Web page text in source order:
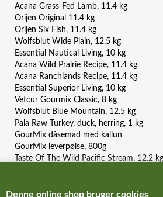
Denne online shop bruger cookies
Acana Grass-Fed Lamb, 11.4 kg
Orijen Original 11.4 kg
Orijen Six Fish, 11.4 kg
Wolfsblut Wide Plain, 12.5 kg
Essential Nautical Living, 10 kg
Acana Wild Prairie Recipe, 11.4 kg
Acana Ranchlands Recipe, 11.4 kg
Essential Superior Living, 10 kg
Vetcur Gourmix Classic, 8 kg
Wolfsblut Blue Mountain, 12.5 kg
Pala Raw Turkey, duck, herring, 1 kg
GourMix dåsemad med kallun
GourMix leverpølse, 800g
Taste Of The Wild Pacific Stream, 12.2 kg
Acana Light And Fit Recipe, 11.4 kg